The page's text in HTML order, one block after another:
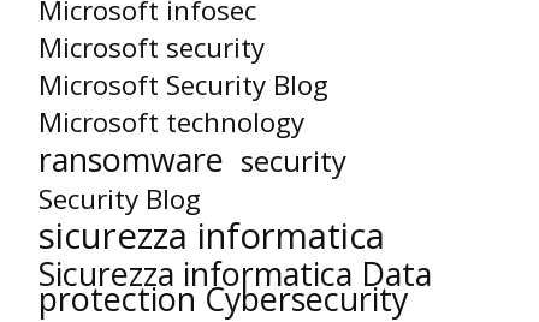
Microsoft infosec
Microsoft security
Microsoft Security Blog
Microsoft technology
ransomware security
Security Blog
sicurezza informatica
Sicurezza informatica Data
protection Cybersecurity